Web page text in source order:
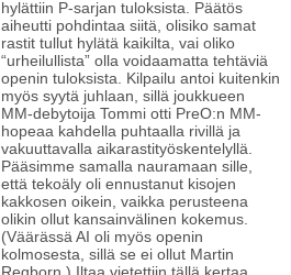
hylättiin P-sarjan tuloksista. Päätös
aiheutti pohdintaa siitä, olisiko samat
rastit tullut hylätä kaikilta, vai oliko
“urheilullista” olla voidaamatta tehtäviä
openin tuloksista. Kilpailu antoi kuitenkin
myös syytä juhlaan, sillä joukkueen
MM-debytoija Tommi otti PreO:n MM-
hopeaa kahdella puhtaalla rivillä ja
vakuuttavalla aikarastityöskentelyllä.
Pääsimme samalla nauramaan sille,
että tekoäly oli ennustanut kisojen
kakkosen oikein, vaikka perusteena
olikin ollut kansainvälinen kokemus.
(Väärässä AI oli myös openin
kolmosesta, sillä se ei ollut Martin